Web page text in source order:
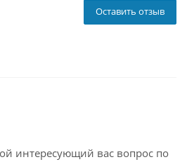
Оставить отзыв
интересующий вас вопрос по